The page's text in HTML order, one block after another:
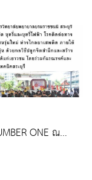
ONE ณ